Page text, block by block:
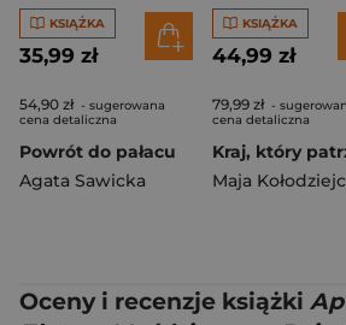
KSIĄŻKA
35,99 zł
54,90 zł - sugerowana
cena detaliczna
Powrót do pałacu
Agata Sawicka
KSIĄŻKA
44,99 zł
79,99 zł -
cena detaliczna
Kraj, który
Maja
Oceny i recenzje książki